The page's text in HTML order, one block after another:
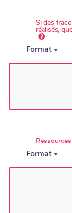
Si des
réalisés,
Format
Format